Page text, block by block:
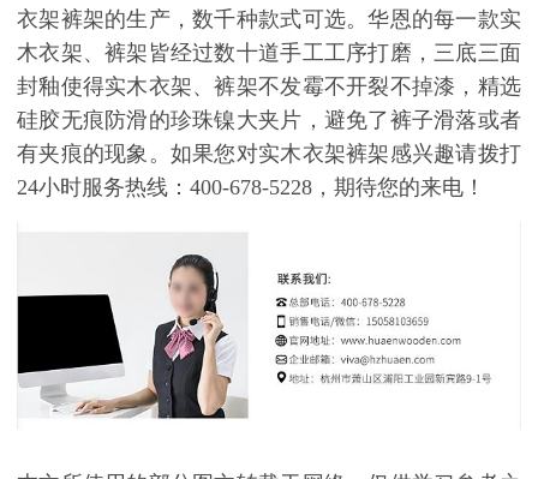
衣架裤架的生产，数千种款式可选。华恩的每一款实
木衣架、裤架皆经过数十道手工工序打磨，三底三面
封釉使得实木衣架、裤架不发霉不开裂不掉漆，精选
硅胶无痕防滑的珍珠镍大夹片，避免了裤子滑落或者
有夹痕的现象。如果您对实木衣架裤架感兴趣请拨打
24小时服务热线： 400-678-5228，期待您的来电！